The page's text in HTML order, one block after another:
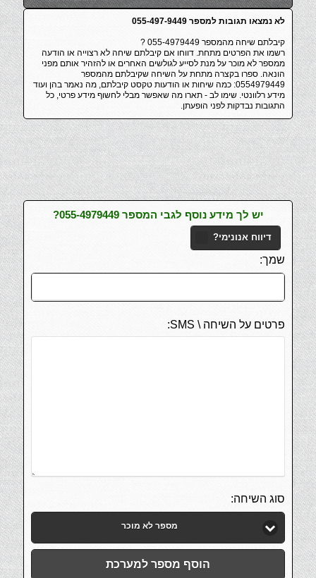
לא נמצאו תגובות למספר 055-497-9449
קיבלתם שיחה מהמספר 055-4979449 ?
רשמו את הפרטים מתחת. דווחו אם קיבלתם שיחה לא רצוייה או הודעה
ממספר לא מוכר על מנת לסייע לגולשים האחרים או להזהיר אותם מפני
הונאה. ספרו בקצרה מתחת על השיחה שקיבלתם מהמספר
0554979449: כמה שיחות או הודעות טקסט קיבלתם, מה נאמר בהן ועוד
מידע רלוונטי. שימו לב - תארו מה שאפשר מבלי לחשוף מידע פרטי, כל
התגובות נבדקות לפני הופעתן.
יש לך מידע נוסף לגבי המספר 055-4979449?
דיווח אנונימי?
שמך:
פרטים על השיחה \ SMS:
סוג השיחה:
מספר לא מוכר
הוסף מספר למערכת